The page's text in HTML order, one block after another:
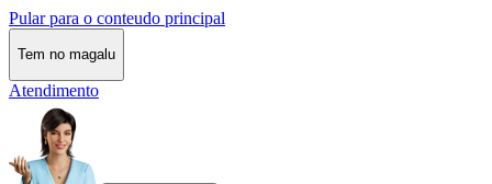
Pular para o conteudo principal
Tem no magalu
Atendimento